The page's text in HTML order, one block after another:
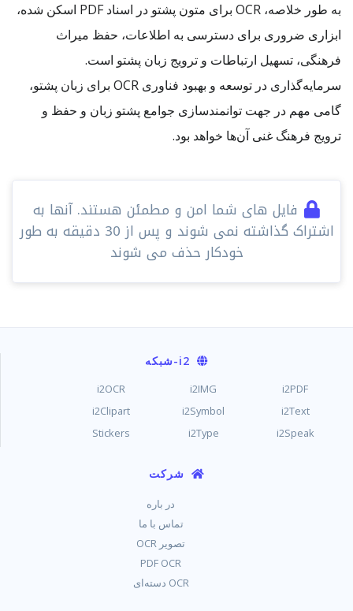
به طور خلاصه، OCR برای متون پشتو در اسناد PDF اسکن شده،
ابزاری ضروری برای دسترسی به اطلاعات، حفظ میراث
فرهنگی، تسهیل ارتباطات و ترویج زبان پشتو است.
سرمایه‌گذاری در توسعه و بهبود فناوری OCR برای زبان پشتو،
گامی مهم در جهت توانمندسازی جوامع پشتو زبان و حفظ و
ترویج فرهنگ غنی آن‌ها خواهد بود.
فایل های شما امن و مطمئن هستند. آنها به
اشتراک گذاشته نمی شوند و پس از 30 دقیقه به طور
خودکار حذف می شوند
i2-شبکه
i2PDF
i2IMG
i2OCR
i2Text
i2Symbol
i2Clipart
i2Speak
i2Type
Stickers
شرکت
در باره
تماس با ما
تصویر OCR
PDF OCR
OCR دسته‌ای